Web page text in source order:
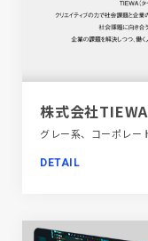
株式会社TIEWA
DETAIL